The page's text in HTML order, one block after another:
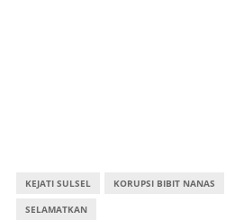
KEJATI SULSEL KORUPSI BIBIT NANAS
SELAMATKAN